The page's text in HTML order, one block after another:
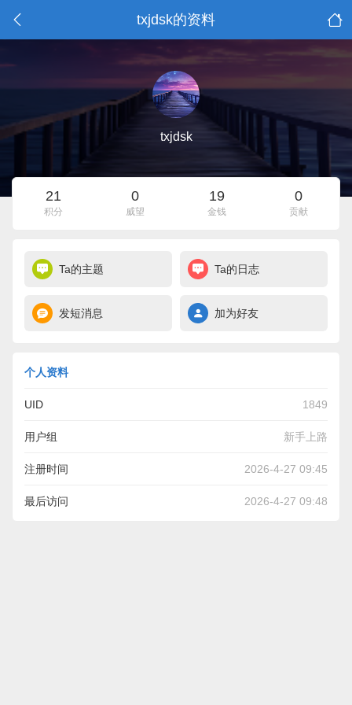
txjdsk的资料
txjdsk
21
积分
0
威望
19
金钱
0
贡献
Ta的主题 Ta的日志
发短消息 加为好友
个人资料
UID 1849
用户组 新手上路
注册时间 2026-4-27 09:45
最后访问 2026-4-27 09:48